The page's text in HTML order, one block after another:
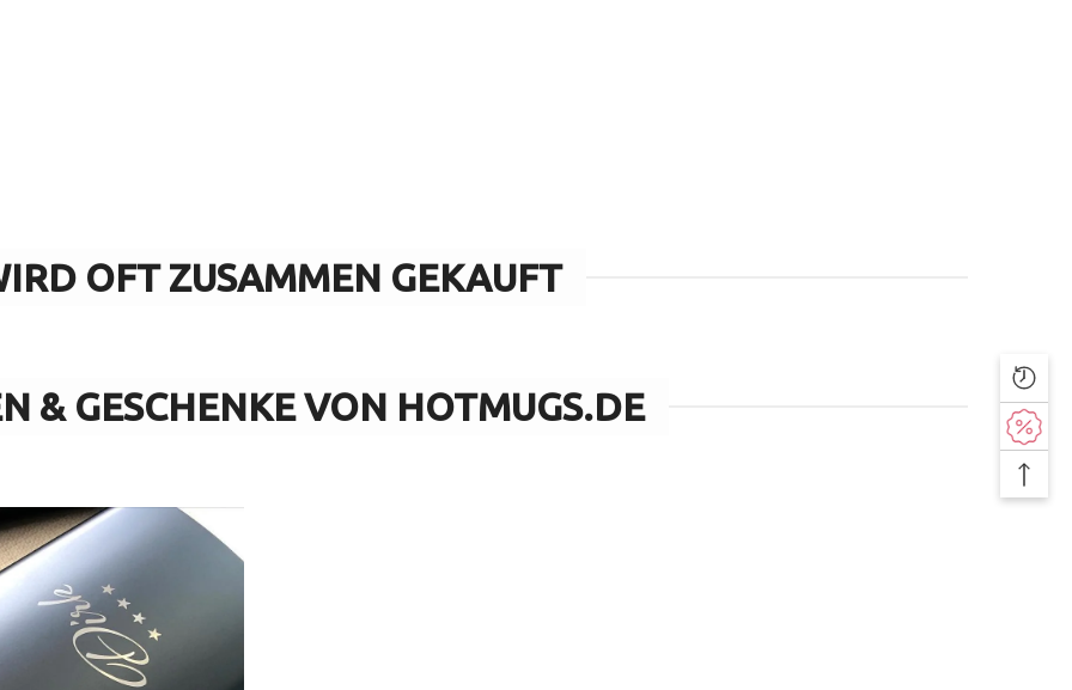
OFT ZUSAMMEN GEKAUFT
& GESCHENKE VON HOTMUGS.DE